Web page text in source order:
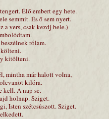
Élő embert egy hete.
semmit. És ő sem nyert.
a vers, csak kezdj bele.)
rólam.
költeni.
kitölteni.
mintha már halott volna,
kilóra.
kell. A nap se.
holnap. Sziget.
cigi, Isten szétcsúszott. Sziget.